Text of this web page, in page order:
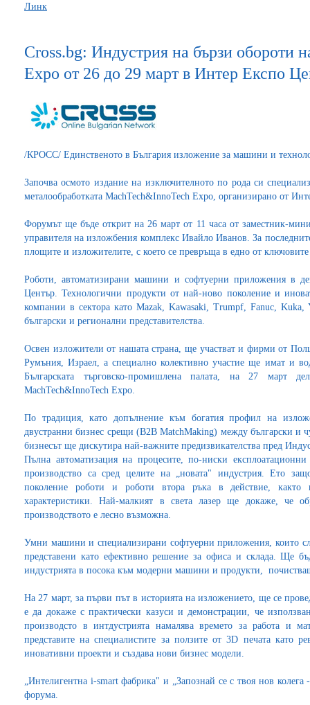
Линк
Cross.bg: Индустрия на бързи обороти
Expo от 26 до 29 март в Интер Експо
/КРОСС/ Единственото в България изложение за машини и
Започва осмото издание на изключителното по рода си
металообработката MachTech&InnoTech Еxpo, организирано от
Форумът ще бъде открит на 26 март от 11 часа от заместник-
управителя на изложбения комплекс Ивайло Иванов. За
площите и изложителите, с което се превръща в едно от ключовите
Роботи, автоматизирани машини и софтуерни приложения в
Център. Технологични продукти от най-ново поколение и
компании в сектора като Mazak, Kawasaki, Trumpf, Fanuc, Kuka,
български и регионални представителства.
Освен изложители от нашата страна, ще участват и фирми от
Румъния, Израел, а специално колективно участие ще имат и
Българската търговско-промишлена палата, на 27 март
MachTech&InnoTech Expo.
По традиция, като допълнение към богатия профил на
двустранни бизнес срещи (B2B MatchMaking) между български и
бизнесът ще дискутира най-важните предизвикателства пред
Пълна автоматизация на процесите, по-ниски
производство са сред целите на „новата" индустрия. Ето
поколение роботи и роботи втора ръка в действие,
характеристики. Най-малкият в света лазер ще докаже, че
производството е лесно възможна.
Умни машини и специализирани софтуерни приложения, които
представени като ефективно решение за офиса и склада. Ще
индустрията в посока към модерни машини и продукти,
На 27 март, за първи път в историята на изложението, ще се
е да докаже с практически казуси и демонстрации, че
производсто в интдустрията намалява времето за работа и
представите на специалистите за ползите от 3D печата като
иновативни проекти и създава нови бизнес модели.
„Интелигентна i-smart фабрика" и „Запознай се с твоя нов
форума.